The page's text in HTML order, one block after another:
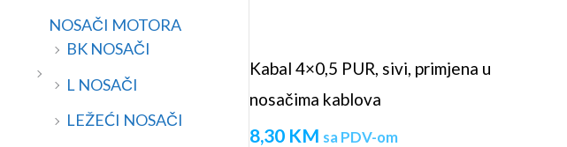
NOSAČI MOTORA
BK NOSAČI
L NOSAČI
LEŽEĆI NOSAČI
Kabal 4×0,5 PUR, sivi, primjena u
nosačima kablova
8,30 KM sa PDV-om